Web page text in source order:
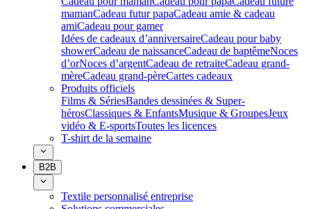
mamanCadeau futur papaCadeau amie & cadeau
amiCadeau pour gamer
Idées de cadeaux d’anniversaireCadeau pour baby
showerCadeau de naissanceCadeau de baptêmeNoces
d’orNoces d’argentCadeau de retraiteCadeau grand-
mèreCadeau grand-pèreCartes cadeaux
Produits officiels
Films & SériesBandes dessinées & Super-
hérosClassiques & EnfantsMusique & GroupesJeux
vidéo & E-sportsToutes les licences
T-shirt de la semaine
B2B
Textile personnalisé entreprise